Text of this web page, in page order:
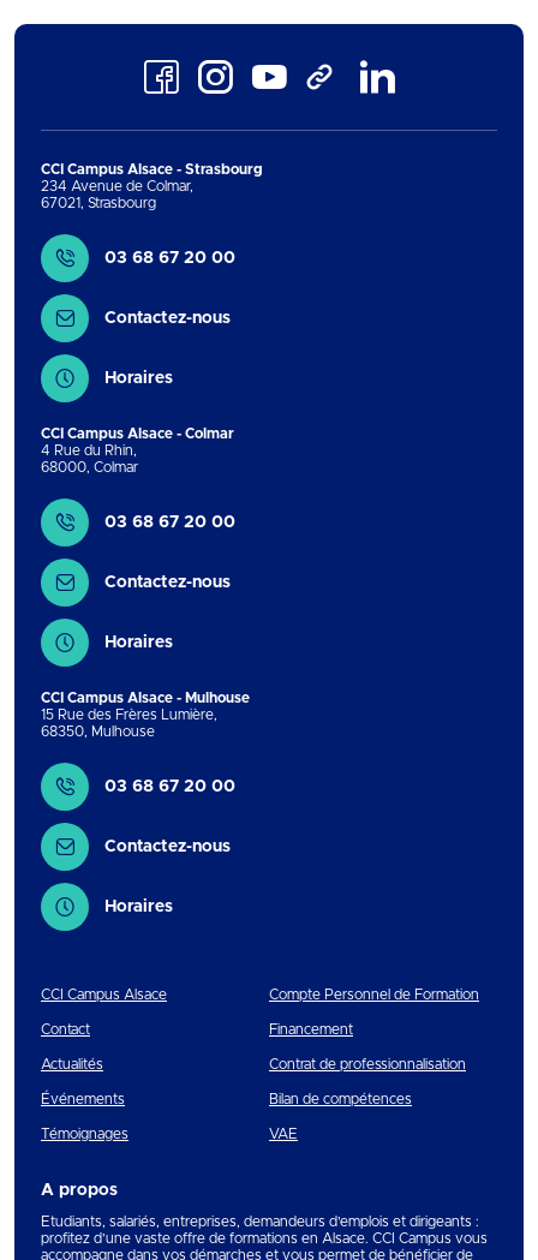
FacebookInstagramYoutube TikTok
CCI Campus Alsace - Strasbourg
234 Avenue de Colmar,
67021, Strasbourg
Contact
03 68 67 20 00
Contactez-nous
Horaires
CCI Campus Alsace - Colmar
4 Rue du Rhin,
68000, Colmar
Contact
03 68 67 20 00
Contactez-nous
Horaires
CCI Campus Alsace - Mulhouse
15 Rue des Frères Lumière,
68350, Mulhouse
Contact
03 68 67 20 00
Contactez-nous
Horaires
CCI Campus Alsace
Contact
Actualités
Événements
Témoignages
Compte Personnel de Formation
Financement
Contrat de professionnalisation
Bilan de compétences
VAE
A propos
Etudiants, salariés, entreprises, demandeurs d’emplois et dirigeants :
profitez d’une vaste offre de formations en Alsace. CCI Campus vous
accompagne dans vos démarches et vous permet de bénéficier de